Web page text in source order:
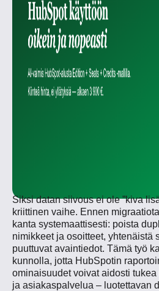
Siksi datan siivous ei ole ”kiva
kriittinen vaihe. Ennen
kanta systemaattisesti: poista
nimikkeet ja osoitteet, yhtenäistä
puuttuvat avaintiedot. Tämä työ
kunnolla, jotta HubSpotin
ominaisuudet voivat aidosti
ja asiakaspalvelua – luotettavan